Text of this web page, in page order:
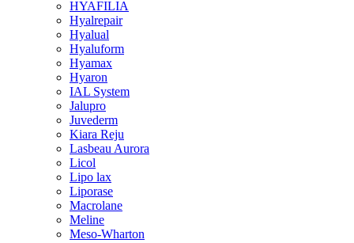
HYAFILIA
Hyalrepair
Hyalual
Hyaluform
Hyamax
Hyaron
IAL System
Jalupro
Juvederm
Kiara Reju
Lasbeau Aurora
Licol
Lipo lax
Liporase
Macrolane
Meline
Meso-Wharton